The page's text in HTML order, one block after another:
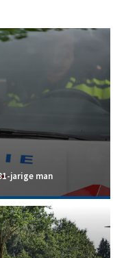
jarige man